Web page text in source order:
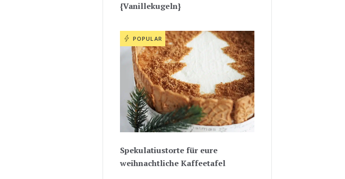
{Vanillekugeln}
POPULAR
Spekulatiustorte für eure
weihnachtliche Kaffeetafel